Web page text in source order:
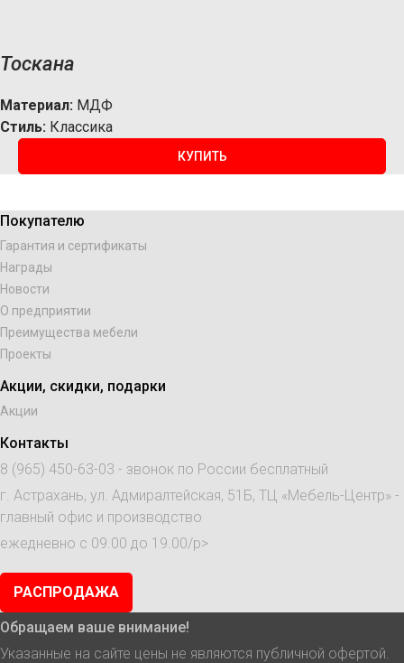
Тоскана
Материал: МДФ
Стиль: Классика
КУПИТЬ
Покупателю
Гарантия и сертификаты
Награды
Новости
О предприятии
Преимущества мебели
Проекты
Акции, скидки, подарки
Акции
Контакты
8 (965) 450-63-03 - звонок по России бесплатный
г. Астрахань, ул. Адмиралтейская, 51Б, ТЦ «Мебель-Центр» -
главный офис и производство
ежедневно с 09.00 до 19.00/p>
РАСПРОДАЖА
Обращаем ваше внимание!
Указанные на сайте цены не являются публичной офертой.